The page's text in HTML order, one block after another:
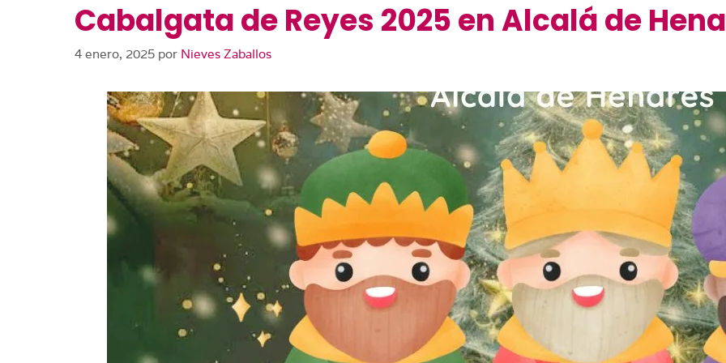
Cabalgata de Reyes 2025 en Alcalá de
4 enero, 2025 por Nieves Zaballos